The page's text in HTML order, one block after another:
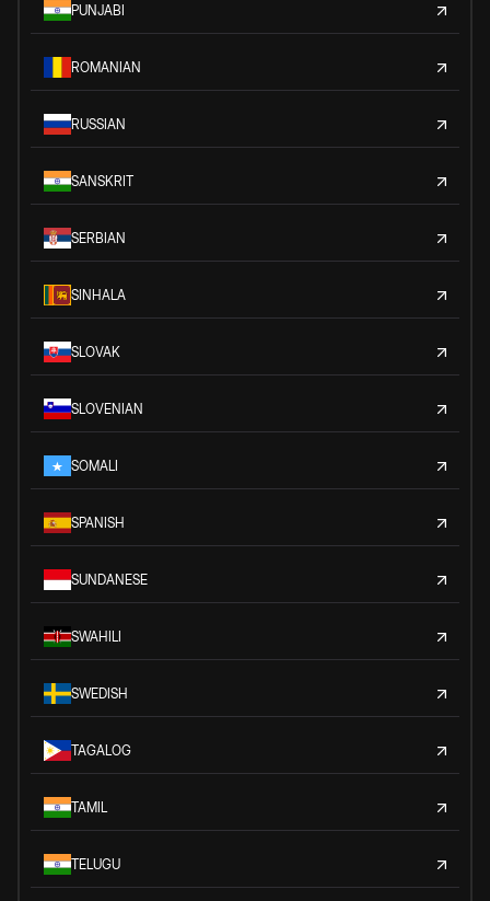
PUNJABI
ROMANIAN
RUSSIAN
SANSKRIT
SERBIAN
SINHALA
SLOVAK
SLOVENIAN
SOMALI
SPANISH
SUNDANESE
SWAHILI
SWEDISH
TAGALOG
TAMIL
TELUGU